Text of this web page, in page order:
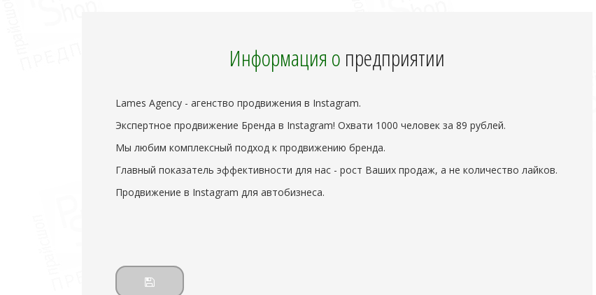
Информация о предприятии
Lames Agency - агенство продвижения в Instagram.
Экспертное продвижение Бренда в Instagram! Охвати 1000 человек за 89 рублей.
Мы любим комплексный подход к продвижению бренда.
Главный показатель эффективности для нас - рост Ваших продаж, а не количество лайков.
Продвижение в Instagram для автобизнеса.